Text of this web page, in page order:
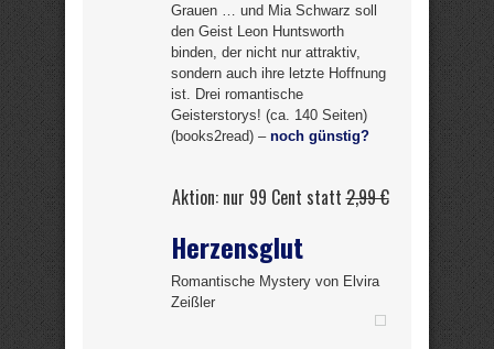
Grauen … und Mia Schwarz soll
den Geist Leon Huntsworth
binden, der nicht nur attraktiv,
sondern auch ihre letzte Hoffnung
ist. Drei romantische
Geisterstorys! (ca. 140 Seiten)
(books2read) – noch günstig?
Aktion: nur 99 Cent statt2,99 €
Herzensglut
Romantische Mystery von Elvira
Zeißler